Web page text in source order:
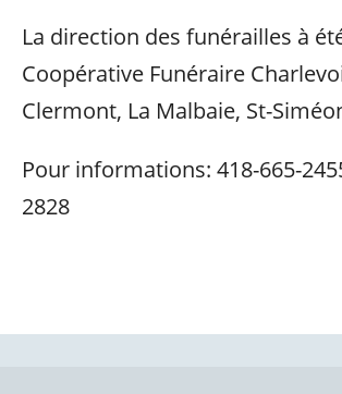
La direction des funérailles à
Coopérative Funéraire
Clermont, La Malbaie, St-
Pour informations: 418-665-
2828